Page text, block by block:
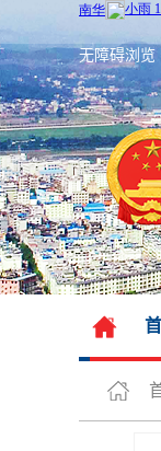
无障碍浏览